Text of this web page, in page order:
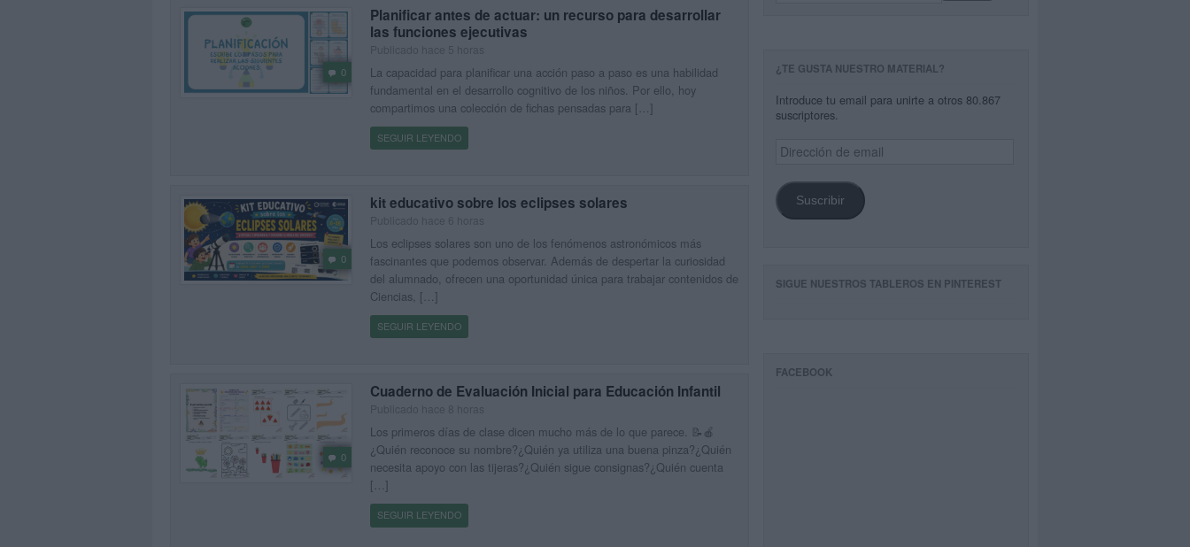
0
Planificar antes de actuar: un recurso para desarrollar
las funciones ejecutivas
La capacidad para planificar una acción paso a paso es una habilidad
fundamental en el desarrollo cognitivo de los niños. Por ello, hoy
compartimos una colección de fichas pensadas para […]
SEGUIR LEYENDO
0
kit educativo sobre los eclipses solares
Los eclipses solares son uno de los fenómenos astronómicos más
fascinantes que podemos observar. Además de despertar la curiosidad
del alumnado, ofrecen una oportunidad única para trabajar contenidos de
Ciencias, […]
SEGUIR LEYENDO
0
Cuaderno de Evaluación Inicial para Educación Infantil
Los primeros días de clase dicen mucho más de lo que parece. 📝🍎
¿Quién reconoce su nombre?¿Quién ya utiliza una buena pinza?¿Quién
necesita apoyo con las tijeras?¿Quién sigue consignas?¿Quién cuenta
[…]
SEGUIR LEYENDO
¿TE GUSTA NUESTRO MATERIAL?
Introduce tu email para unirte a otros 80.867
suscriptores.
Dirección
de
Suscribir
SIGUE NUESTROS TABLEROS EN PINTEREST
FACEBOOK